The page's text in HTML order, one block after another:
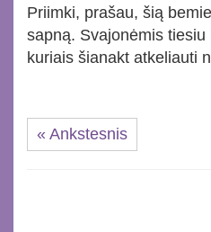
Priimki, prašau, šią
sapną. Svajonėmis
kuriais šianakt atkeliauti
« Ankstesnis